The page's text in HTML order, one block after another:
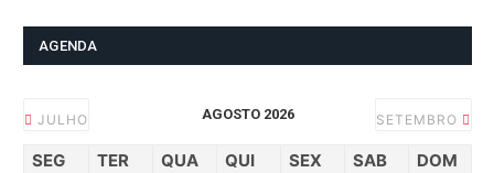
AGENDA
JULHO AGOSTO 2026 SETEMBRO
SEG TER QUA QUI SEX SAB DOM